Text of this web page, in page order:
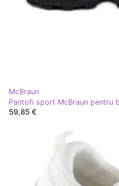
McBraun
Pantofi sport McBraun pentru
59,85 €